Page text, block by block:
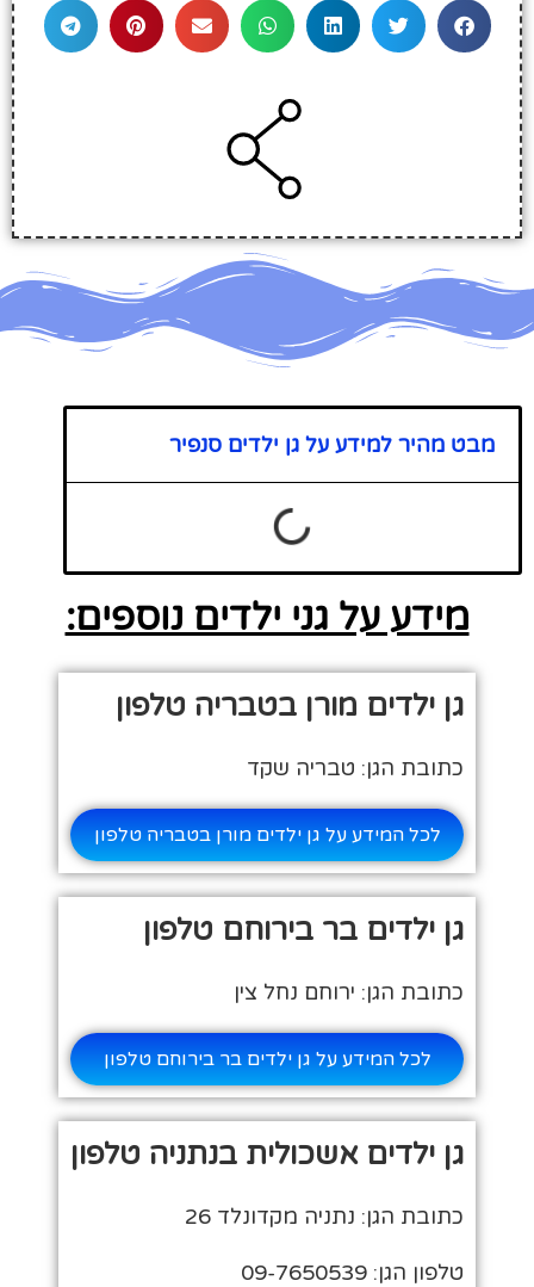
מבט מהיר למידע על גן ילדים סנפיר
מידע על גני ילדים נוספים:
גן ילדים מורן בטבריה טלפון
כתובת הגן: טבריה שקד
לכל המידע על גן ילדים מורן בטבריה טלפון
גן ילדים בר בירוחם טלפון
כתובת הגן: ירוחם נחל צין
לכל המידע על גן ילדים בר בירוחם טלפון
גן ילדים אשכולית בנתניה טלפון
כתובת הגן: נתניה מקדונלד 26
טלפון הגן: 09-7650539